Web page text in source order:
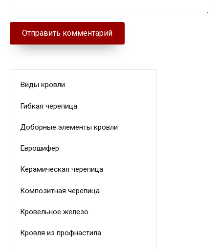
Виды кровли
Гибкая черепица
Доборные элементы кровли
Еврошифер
Керамическая черепица
Композитная черепица
Кровельное железо
Кровля из профнастила